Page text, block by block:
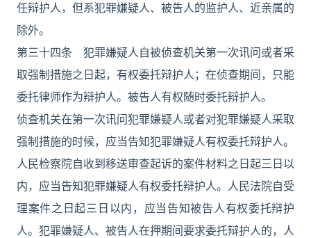
任辩护人，但系犯罪嫌疑人、被告人的监护人、近亲属的
除外。
第三十四条 犯罪嫌疑人自被侦查机关第一次讯问或者采
取强制措施之日起，有权委托辩护人；在侦查期间，只能
委托律师作为辩护人。被告人有权随时委托辩护人。
侦查机关在第一次讯问犯罪嫌疑人或者对犯罪嫌疑人采取
强制措施的时候，应当告知犯罪嫌疑人有权委托辩护人。
人民检察院自收到移送审查起诉的案件材料之日起三日以
内，应当告知犯罪嫌疑人有权委托辩护人。人民法院自受
理案件之日起三日以内，应当告知被告人有权委托辩护
人。犯罪嫌疑人、被告人在押期间要求委托辩护人的，人